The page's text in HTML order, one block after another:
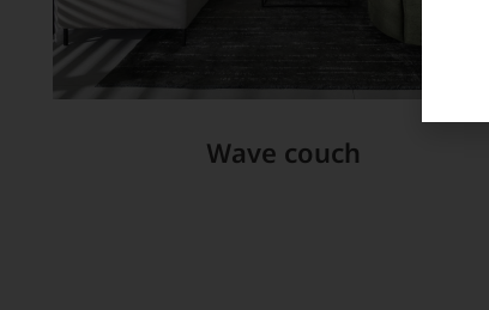
Wave couch